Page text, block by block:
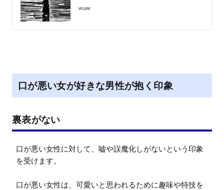
WURK
口が悪い女が好きな男性が抱く印象
裏表がない
口が悪い女性に対して、嘘や誤魔化しがないという印象
を受けます。
口が悪い女性は、可愛いと思われるために趣味や特技を